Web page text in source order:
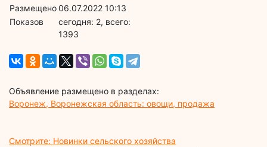
Размещено06.07.2022 10:13
Показов
cегодня: 2, всего:
1393
Объявление размещено в разделах:
Воронеж, Воронежская область: овощи, продажа
Смотрите: Новинки сельского хозяйства